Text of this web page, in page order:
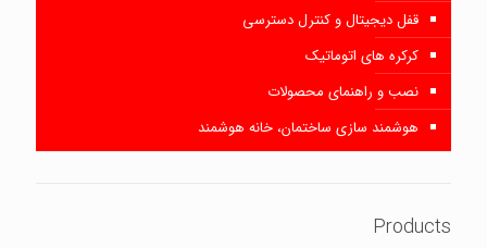
قفل دیجیتال و کنترل دسترسی
کرکره های اتوماتیک
نصب و راهنمای محصولات
هوشمند سازی ساختمان، خانه هوشمند
Products